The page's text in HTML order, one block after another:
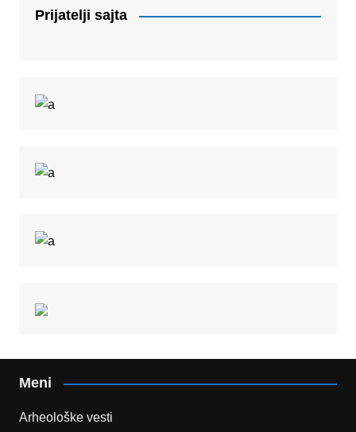
Prijatelji sajta
Meni
Arheološke vesti